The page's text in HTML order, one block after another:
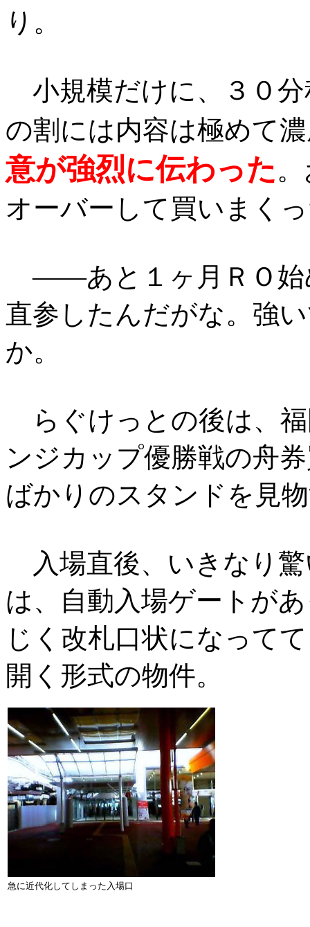
り。
小規模だけに、３０
の割には内容は極めて
意が強烈に伝わった
オーバーして買いまく
――あと１ヶ月ＲＯ始
直参したんだがな。強
か。
らぐけっとの後は、
ンジカップ優勝戦の舟
ばかりのスタンドを見
入場直後、いきなり
は、自動入場ゲートが
じく改札口状になって
開く形式の物件。
急に近代化してしまった入場口